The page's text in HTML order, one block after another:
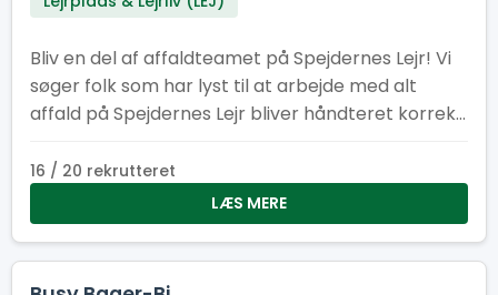
Bliv en del af affaldteamet på Spejdernes Lejr! Vi
søger folk som har lyst til at arbejde med alt
affald på Spejdernes Lejr bliver håndteret korrekt,
affaldcontainere bliver tømt efter behov.
16 / 20 rekrutteret
LÆS MERE